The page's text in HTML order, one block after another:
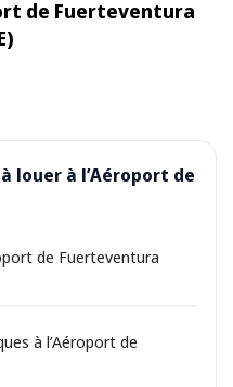
s’appliquer,
de Fuerteventura
louer à l’Aéroport de
de Fuerteventura
à l’Aéroport de